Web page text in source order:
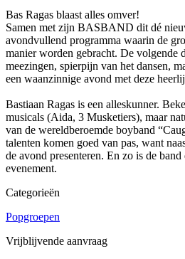
Bas Ragas blaast alles omver!
Samen met zijn BASBAND dit dé
avondvullend programma waarin de
manier worden gebracht. De volgende
meezingen, spierpijn van het dansen,
een waanzinnige avond met deze
Bastiaan Ragas is een alleskunner.
musicals (Aida, 3 Musketiers), maar
van de wereldberoemde boyband
talenten komen goed van pas, want
de avond presenteren. En zo is de
evenement.
Categorieën
Popgroepen
Vrijblijvende aanvraag